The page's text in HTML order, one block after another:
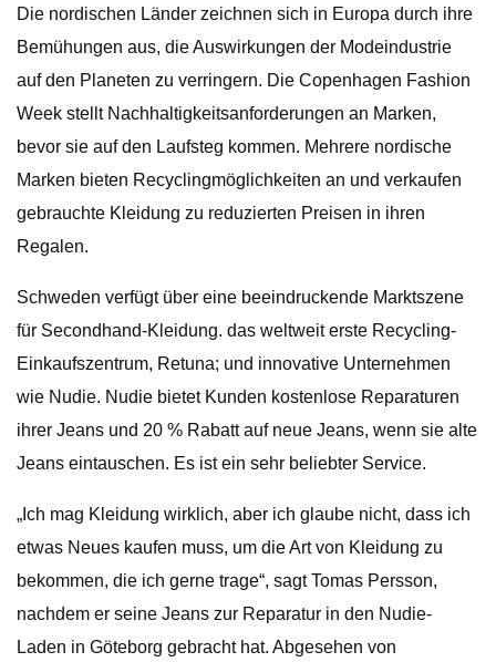
Die nordischen Länder zeichnen sich in Europa durch ihre
Bemühungen aus, die Auswirkungen der Modeindustrie
auf den Planeten zu verringern. Die Copenhagen Fashion
Week stellt Nachhaltigkeitsanforderungen an Marken,
bevor sie auf den Laufsteg kommen. Mehrere nordische
Marken bieten Recyclingmöglichkeiten an und verkaufen
gebrauchte Kleidung zu reduzierten Preisen in ihren
Regalen.
Schweden verfügt über eine beeindruckende Marktszene
für Secondhand-Kleidung. das weltweit erste Recycling-
Einkaufszentrum, Retuna; und innovative Unternehmen
wie Nudie. Nudie bietet Kunden kostenlose Reparaturen
ihrer Jeans und 20 % Rabatt auf neue Jeans, wenn sie alte
Jeans eintauschen. Es ist ein sehr beliebter Service.
„Ich mag Kleidung wirklich, aber ich glaube nicht, dass ich
etwas Neues kaufen muss, um die Art von Kleidung zu
bekommen, die ich gerne trage“, sagt Tomas Persson,
nachdem er seine Jeans zur Reparatur in den Nudie-
Laden in Göteborg gebracht hat. Abgesehen von